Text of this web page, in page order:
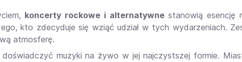
koncerty rockowe i alternatywnestanowią esencję
kto zdecyduje się wziąć udział w tych wydarzeniach.
atmosferę.
muzyki na żywo w jej najczystszej formie.